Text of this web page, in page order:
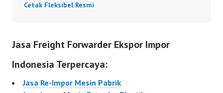
Cetak Fleksibel Resmi
Jasa Freight Forwarder Ekspor Impor
Indonesia Terpercaya:
Jasa Re-Impor Mesin Pabrik